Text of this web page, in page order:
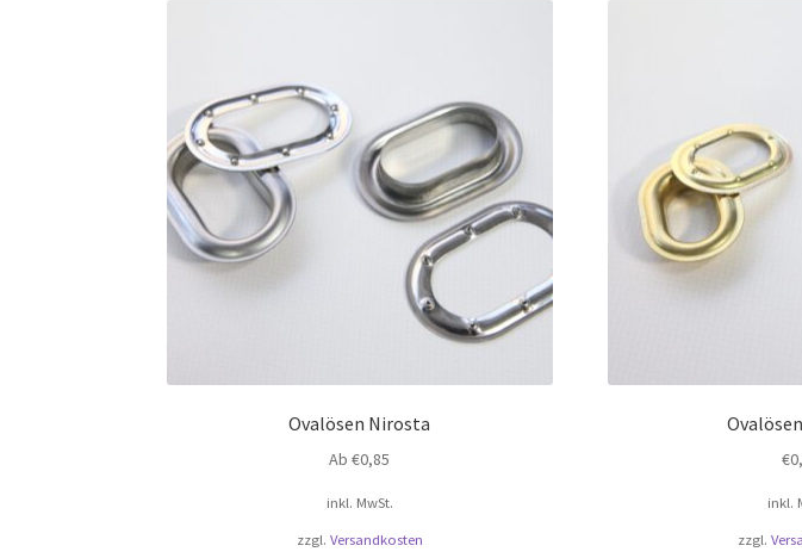
Ovalösen Nirosta
Ab €0,85
inkl. MwSt.
zzgl. Versandkosten
€
inkl.
zzgl.